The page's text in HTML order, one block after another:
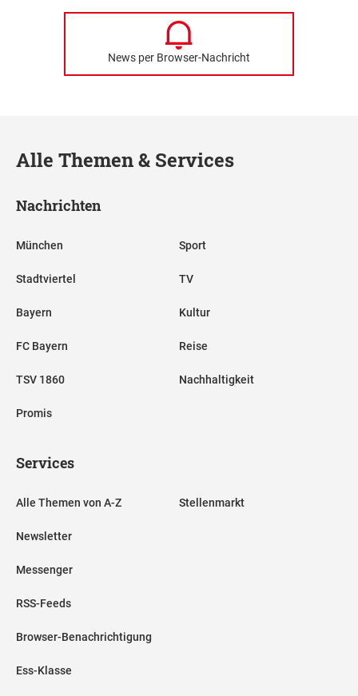
News per Browser-Nachricht
Alle Themen & Services
Nachrichten
München
Stadtviertel
Bayern
FC Bayern
TSV 1860
Promis
Sport
TV
Kultur
Reise
Nachhaltigkeit
Services
Alle Themen von A-Z
Newsletter
Messenger
RSS-Feeds
Browser-Benachrichtigung
Ess-Klasse
Stellenmarkt